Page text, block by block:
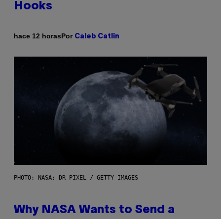
Hooks
hace 12 horasPor Caleb Catlin
PHOTO: NASA; DR PIXEL / GETTY IMAGES
Why NASA Wants to Send a